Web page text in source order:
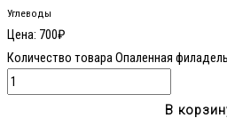
Углеводы
Цена: 700₽
Количество товара Опаленная
В